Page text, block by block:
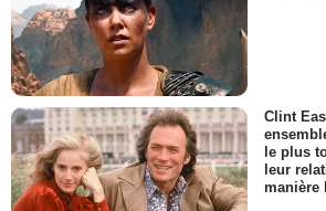
Clint
le plus
leur
manière